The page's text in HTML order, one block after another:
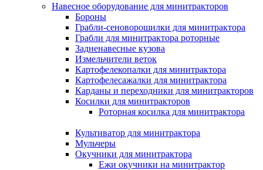
Навесное оборудование для минитракторов
Бороны
Грабли-сеноворошилки для минитрактора
Грабли для минитрактора роторные
Задненавесные кузова
Измельчители веток
Картофелекопалки для минитрактора
Картофелесажалки для минитрактора
Карданы и переходники для минитракторов
Косилки для минитракторов
Роторная косилка для минитрактора
Культиватор для минитрактора
Мульчеры
Окучники для минитрактора
Ежи окучники на минитрактор